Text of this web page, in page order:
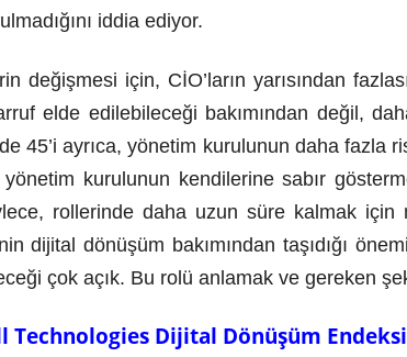
iddia ediyor.
değişmesi için, CİO’ların yarısından
elde edilebileceği bakımından değil,
45’i ayrıca, yönetim kurulunun daha fazla
yönetim kurulunun kendilerine sabır
rollerinde daha uzun süre kalmak için
dijital dönüşüm bakımından taşıdığı
çok açık. Bu rolü anlamak ve gereken
Technologies Dijital Dönüşüm Endeksi